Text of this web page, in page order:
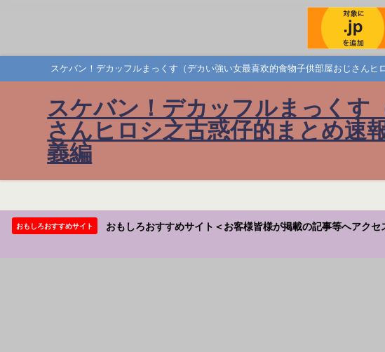
スケバン！デカッフルまっくす（デカい強い女最喜欢的食物子供部屋おじさん
スケバン！デカッフルまっくす
さんヒロシ之古惑仔的まとめ速
義編
おもしろおすすめサイト
おもしろおすすめサイト＜お客様皆様が掲載の記事等へアク